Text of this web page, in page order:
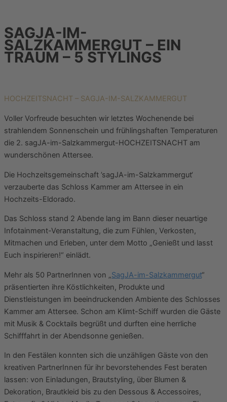
SAGJA-IM-
SALZKAMMERGUT – EIN
TRAUM – 5 STYLINGS
HOCHZEITSNACHT – SAGJA-IM-SALZKAMMERGUT
Voller Vorfreude besuchten wir letztes Wochenende bei
strahlendem Sonnenschein und frühlingshaften Temperaturen
die 2. sagJA-im-Salzkammergut-HOCHZEITSNACHT am
wunderschönen Attersee.
Die Hochzeitsgemeinschaft ’sagJA-im-Salzkammergut‘
verzauberte das Schloss Kammer am Attersee in ein
Hochzeits-Eldorado.
Das Schloss stand 2 Abende lang im Bann dieser neuartige
Infotainment-Veranstaltung, die zum Fühlen, Verkosten,
Mitmachen und Erleben, unter dem Motto „Genießt und lasst
Euch inspirieren!“ einlädt.
Mehr als 50 PartnerInnen von „SagJA-im-Salzkammergut“
präsentierten ihre Köstlichkeiten, Produkte und
Dienstleistungen im beeindruckenden Ambiente des Schlosses
Kammer am Attersee. Schon am Klimt-Schiff wurden die Gäste
mit Musik & Cocktails begrüßt und durften eine herrliche
Schifffahrt in der Abendsonne genießen.
In den Festälen konnten sich die unzähligen Gäste von den
kreativen PartnerInnen für ihr bevorstehendes Fest beraten
lassen: von Einladungen, Brautstyling, über Blumen &
Dekoration, Brautkleid bis zu den Dessous & Accessoires,